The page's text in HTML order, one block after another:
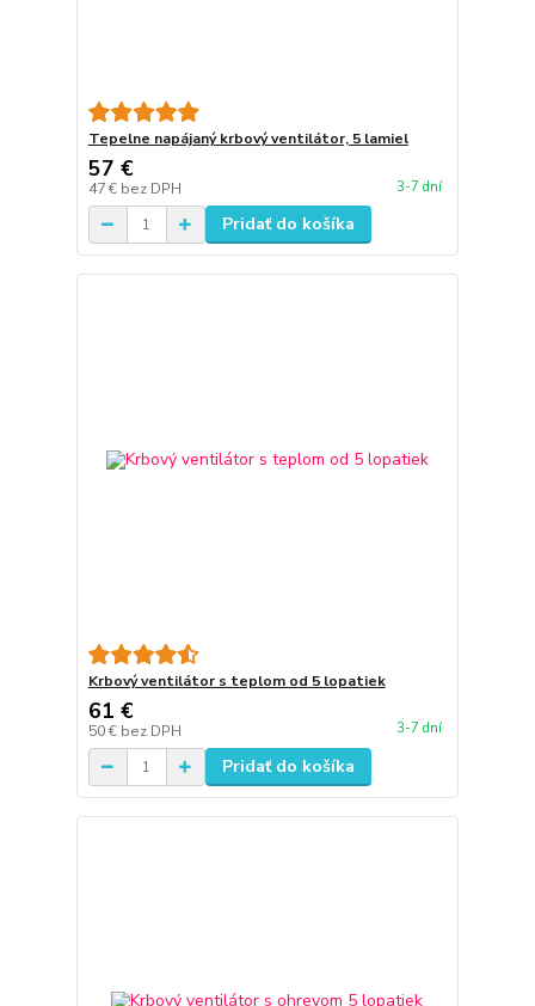
Tepelne napájaný krbový ventilátor, 5 lamiel
57 €
47 € bez DPH 3-7 dní
Pridať do košíka
Krbový ventilátor s teplom od 5 lopatiek
61 €
50 € bez DPH 3-7 dní
Pridať do košíka